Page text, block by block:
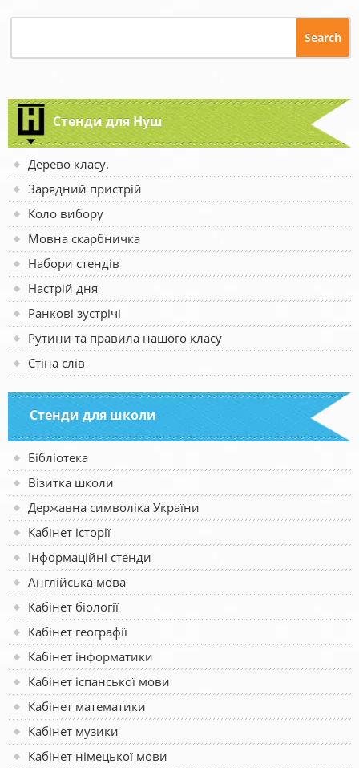
Стенди для Нуш
Дерево класу.
Зарядний пристрій
Коло вибору
Мовна скарбничка
Набори стендів
Настрій дня
Ранкові зустрічі
Рутини та правила нашого класу
Стіна слів
Стенди для школи
Бібліотека
Візитка школи
Державна символіка України
Кабінет історії
Інформаційні стенди
Англійська мова
Кабінет біології
Кабінет географії
Кабінет інформатики
Кабінет іспанської мови
Кабінет математики
Кабінет музики
Кабінет німецької мови